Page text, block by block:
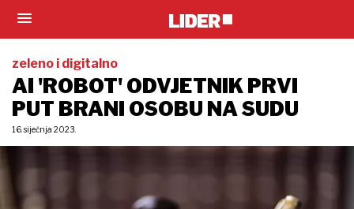
zeleno i digitalno
AI 'ROBOT' ODVJETNIK PRVI
PUT BRANI OSOBU NA SUDU
16. siječnja 2023.